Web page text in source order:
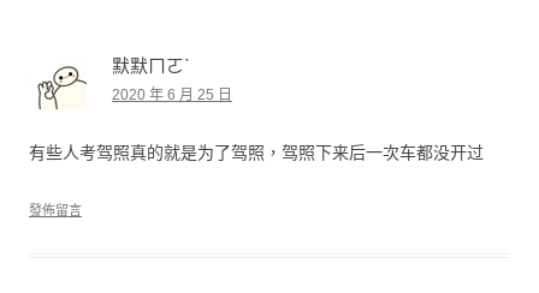
默默ㄇㄛˋ
2020 年 6 月 25 日
有些人考驾照真的就是为了驾照，驾照下来后一次车都没开过
發佈留言